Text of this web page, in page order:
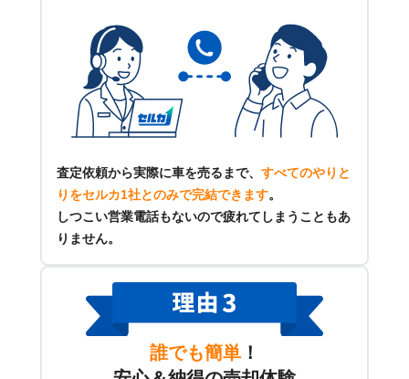
査定依頼から実際に車を売るまで、 すべてのやりと
りをセルカ1社とのみで完結できます。
しつこい営業電話もないので疲れてしまうこともあ
りません。
誰でも簡単 ！